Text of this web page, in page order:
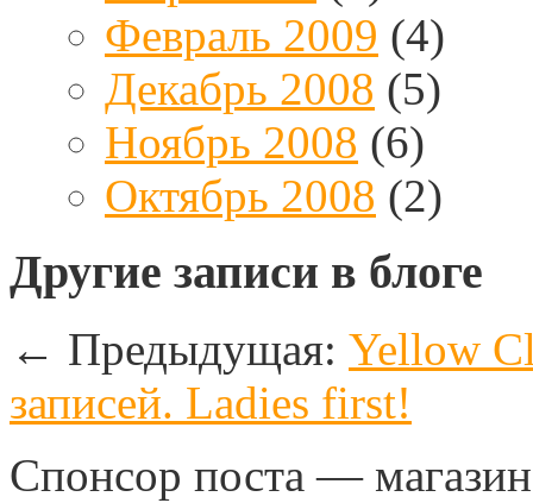
Февраль 2009 (4)
Декабрь 2008 (5)
Ноябрь 2008 (6)
Октябрь 2008 (2)
Другие записи в блоге
← Предыдущая: Yellow
записей. Ladies first!
Спонсор поста —